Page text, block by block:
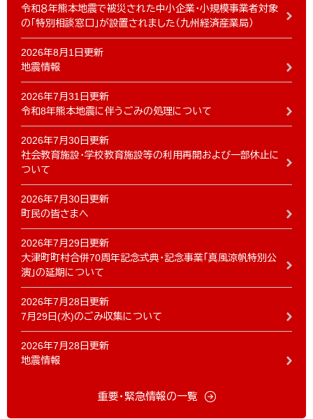
令和８年熊本地震で被災された中小企業・小規模事業者対象
の「特別相談窓口」が設置されました（九州経済産業局）
2026年8月1日更新
地震情報
2026年7月31日更新
令和8年熊本地震に伴うごみの処理について
2026年7月30日更新
社会教育施設・学校教育施設等の利用再開および一部休止に
ついて
2026年7月30日更新
町民の皆さまへ
2026年7月29日更新
大津町町村合併70周年記念式典・記念事業「真風涼帆特別公
演」の延期について
2026年7月28日更新
7月29日(水)のごみ収集について
2026年7月28日更新
地震情報
重要・緊急情報の一覧